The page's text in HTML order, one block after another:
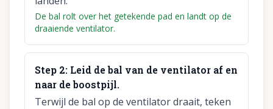
De bal rolt over het getekende pad en landt op de
draaiende ventilator.
Step 2: Leid de bal van de ventilator af en
naar de boostpijl.
Terwijl de bal op de ventilator draait, teken